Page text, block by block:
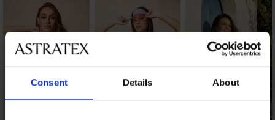
Consent Details About